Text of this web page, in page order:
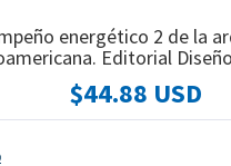
energético 2 de la
Editorial
$44.88 USD